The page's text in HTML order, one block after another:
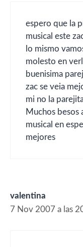
espero que la
musical este
lo mismo
molesto en
buenisima
zac se veia
mi no la
Muchos besos
musical en
mejores
valentina
7 Nov 2007 a las